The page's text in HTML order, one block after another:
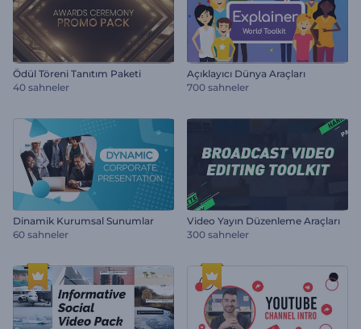
Ödül Töreni Tanıtım Paketi
40 sahneler
Açıklayıcı Dünya Araçları
700 sahneler
Dinamik Kurumsal Sunumlar
60 sahneler
Video Yayın Düzenleme Araçları
300 sahneler